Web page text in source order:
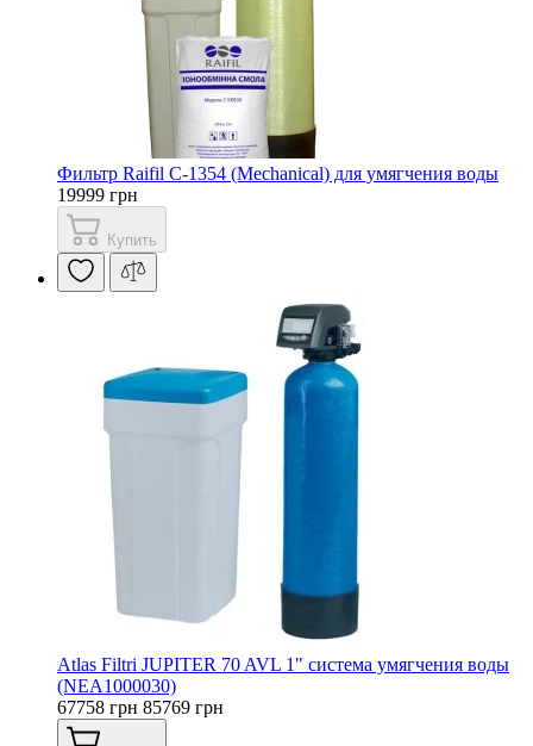
Фильтр Raifil С-1354 (Mechanical) для умягчения воды
19999 грн
Купить
Atlas Filtri JUPITER 70 AVL 1" система умягчения воды
(NEA1000030)
67758 грн 85769 грн